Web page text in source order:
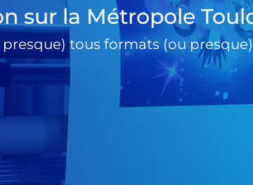
sur la Métropole
tous formats (ou